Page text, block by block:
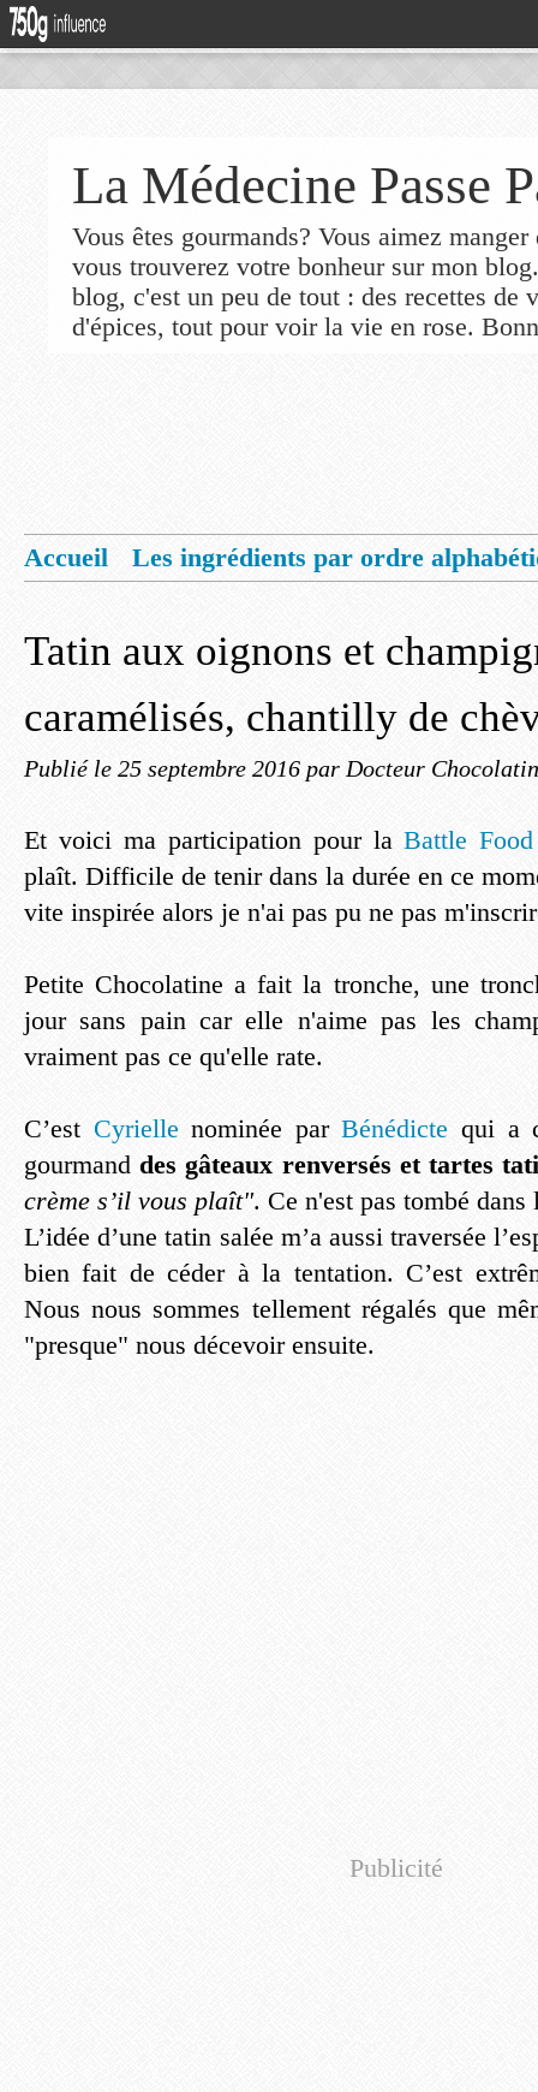
La Médecine Passe
Vous êtes gourmands? Vous aimez
vous trouverez votre bonheur sur mon
blog, c'est un peu de tout : des recettes de
d'épices, tout pour voir la vie en rose.
Accueil
Les ingrédients par ordre
Tatin aux oignons et
caramélisés, chantilly de
Publié le 25 septembre 2016 par Docteur
Et voici ma participation pour laBattle Food
plaît. Difficile de tenir dans la durée en ce
vite inspirée alors je n'ai pas pu ne pas
Petite Chocolatine a fait la tronche, une
jour sans pain car elle n'aime pas les
vraiment pas ce qu'elle rate.
C’est Cyrielle nominée parBénédicte qui a
gourmanddes gâteaux renversés et tartes
crème s’il vous plaît". Ce n'est pas tombé
L’idée d’une tatin salée m’a aussi traversée
bien fait de céder à la tentation. C’est
Nous nous sommes tellement régalés que
"presque" nous décevoir ensuite.
Publicité